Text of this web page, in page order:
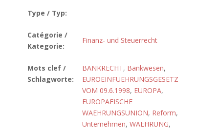
Type / Typ:
Catégorie /
Kategorie:
Finanz- und Steuerrecht
Mots clef /
Schlagworte:
BANKRECHT, Bankwesen,
EUROEINFUEHRUNGSGESETZ
VOM 09.6.1998, EUROPA,
EUROPAEISCHE
WAEHRUNGSUNION, Reform,
Unternehmen, WAEHRUNG,